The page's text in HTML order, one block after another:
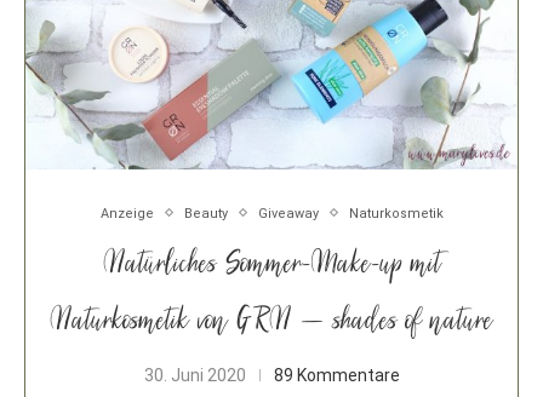
Anzeige Beauty Giveaway Naturkosmetik
Natürliches Sommer-Make-up mit
Naturkosmetik von GRN – shades of nature
30. Juni 2020 89 Kommentare